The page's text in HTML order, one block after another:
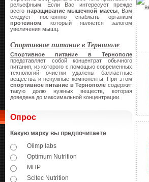
рельефным. Если Вас интересует прежде
всего наращивание мышечной массы , Вам
следует постоянно снабжать организм
протеином , который является залогом
увеличения мышц.
Спортивное питание в Тернополе
Спортивное питание в Тернополе
представляет собой концентрат обычного
питания, из которого с помощью современных
технологий очистки удалены балластные
вещества и ненужные компоненты. При этом
спортивное питание в Тернополе содержит
такую долю нужных веществ, которая
доведена до максимальной концентрации.
Опрос
Какую марку вы предпочитаете
Olimp labs
Optimum Nutrition
MHP
Scitec Nutrition